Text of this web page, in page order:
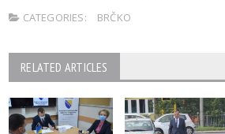
CATEGORIES: BRČKO
RELATED ARTICLES